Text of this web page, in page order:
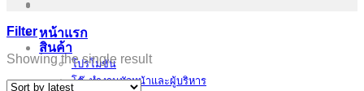
หน้าแรก
สินค้า
โปรโมชั่น
โต๊ะทำงานหัวหน้าและผู้บริหาร
Filter
Showing the single result